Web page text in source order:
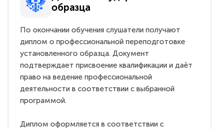
образца
По окончании обучения слушатели получают
диплом о профессиональной переподготовке
установленного образца. Документ
подтверждает присвоение квалификации и даёт
право на ведение профессиональной
деятельности в соответствии с выбранной
программой.
Диплом оформляется в соответствии с